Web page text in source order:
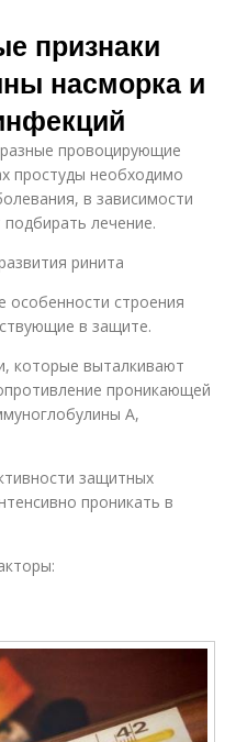
признаки
насморка и
провоцирующие
простуды необходимо
в зависимости
лечение.
ринита
особенности строения
в защите.
которые выталкивают
проникающей
А,
защитных
проникать в